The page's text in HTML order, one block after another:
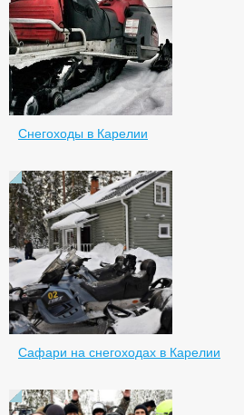
Снегоходы в Карелии
Сафари на снегоходах в Карелии